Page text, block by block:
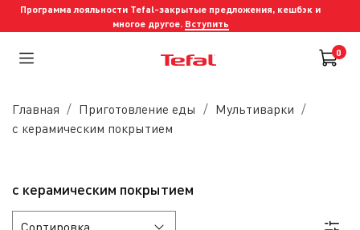
Программа лояльности Tefal-закрытые предложения, кешбэк и
многое другое. Вступить
0
Главная Приготовление еды
Мультиварки
с керамическим покрытием
с керамическим покрытием